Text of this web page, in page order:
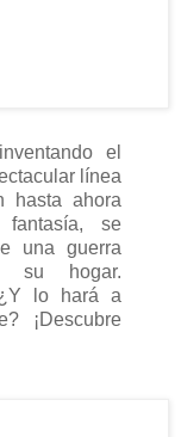
el
línea
hasta ahora
se
una guerra
su hogar.
lo hará a
¡Descubre